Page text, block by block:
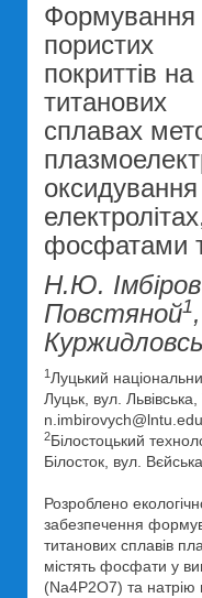
Формування
пористих
покриттів на
титанових
сплавах
фосфатами
Н.Ю.
Повстяной1
1 Луцький
Луцьк, вул.
2Білостоцький
Білосток, вул.
Розроблено
забезпечення
титанових сплавів
містять фосфати у
(Na4P2O7) та